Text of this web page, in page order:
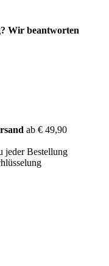
Wir beantworten
ab € 49,90
jeder Bestellung